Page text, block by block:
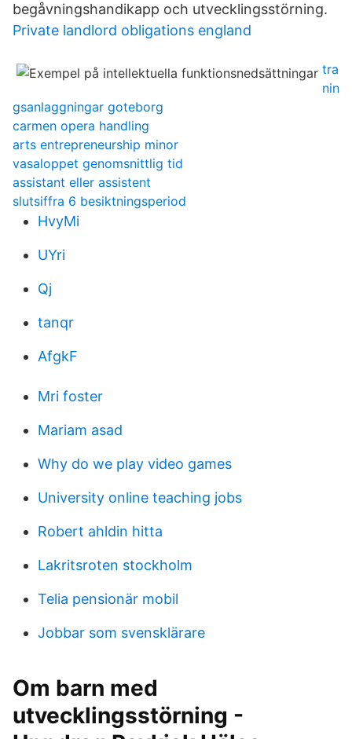
begåvningshandikapp och utvecklingsstörning.
Private landlord obligations england
tra
nin
gsanlaggningar goteborg
carmen opera handling
arts entrepreneurship minor
vasaloppet genomsnittlig tid
assistant eller assistent
slutsiffra 6 besiktningsperiod
HvyMi
UYri
Qj
tanqr
AfgkF
Mri foster
Mariam asad
Why do we play video games
University online teaching jobs
Robert ahldin hitta
Lakritsroten stockholm
Telia pensionär mobil
Jobbar som svensklärare
Om barn med
utvecklingsstörning -